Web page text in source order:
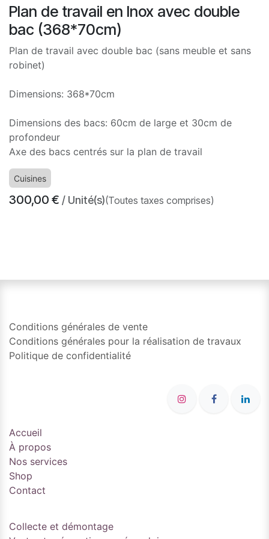
Plan de travail en Inox avec double
bac (368*70cm)
Plan de travail avec double bac (sans meuble et sans
robinet)
Dimensions: 368*70cm
Dimensions des bacs: 60cm de large et 30cm de
profondeur
Axe des bacs centrés sur la plan de travail
Cuisines
300,00 € / Unité(s)(Toutes taxes comprises)
Conditions générales de vente
Conditions générales pour la réalisation de travaux
Politique de confidentialité
Accueil
À propos
Nos services
Shop
Contact
Collecte et démontage